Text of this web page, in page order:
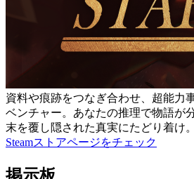
資料や痕跡をつなぎ合わせ、超能力
ベンチャー。あなたの推理で物語が
末を覆し隠された真実にたどり着け。
Steamストアページをチェック